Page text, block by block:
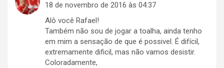
18 de novembro de 2016 às 04:37
Alô você Rafael!
Também não sou de jogar a toalha, ainda tenho
em mim a sensação de que é possivel. É difícil,
extremamente dificil, mas não vamos desistir.
Coloradamente,